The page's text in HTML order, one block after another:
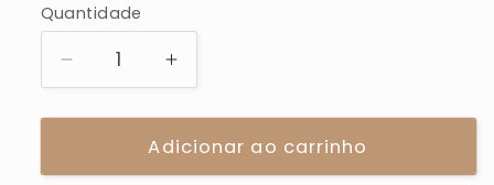
Quantidade
Quantidade
Diminuir
a
quantidade
Scrapbookinho
Aumentar
a
quantidade
de
Scrapbookinho
Adicionar ao carrinho